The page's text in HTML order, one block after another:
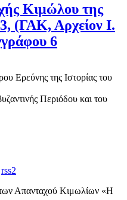
Κιμώλου της
(ΓΑΚ, Αρχείον Ι.
6
Ερεύνης της Ιστορίας του
Περιόδου και του
rss2
Απανταχού Κιμωλίων «Η